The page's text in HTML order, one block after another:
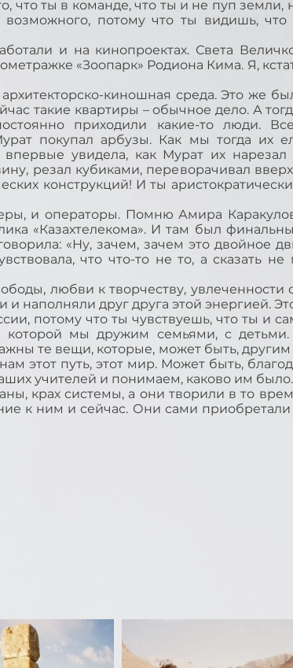
что ты в команде, что ты и не пуп земли,
потому что ты видишь, что
и на кинопроектах. Света
«Зоопарк» Родиона Кима. Я,
киношная среда. Это же
такие квартиры – обычное дело. А
приходили какие-то люди.
покупал арбузы. Как мы тогда их
увидела, как Мурат их
резал кубиками, переворачивал
конструкций! И ты
и операторы. Помню Амира
«Казахтелекома». И там был
«Ну, зачем, зачем это двойное
что что-то не то, а сказать
любви к творчеству,
и наполняли друг друга этой энергией.
потому что ты чувствуешь, что ты и
которой мы дружим семьями, с
те вещи, которые, может быть,
этот путь, этот мир. Может быть,
учителей и понимаем, каково им
крах системы, а они творили в то
к ним и сейчас. Они сами